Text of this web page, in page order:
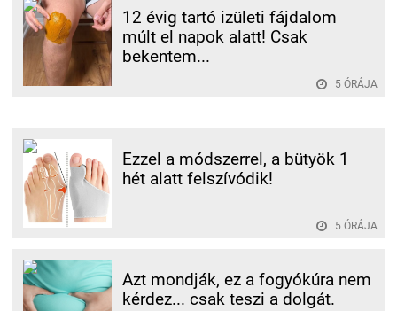
12 évig tartó izületi fájdalom
múlt el napok alatt! Csak
bekentem...
5 ÓRÁJA
Ezzel a módszerrel, a bütyök 1
hét alatt felszívódik!
5 ÓRÁJA
Azt mondják, ez a fogyókúra nem
kérdez... csak teszi a dolgát.